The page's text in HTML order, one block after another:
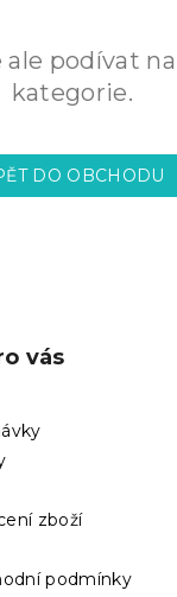
ale podívat
kategorie.
DO OBCHODU
vás
zboží
podmínky